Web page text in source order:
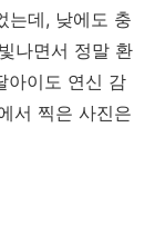
는데, 낮에도 충
나면서 정말 환
아이도 연신 감
서 찍은 사진은